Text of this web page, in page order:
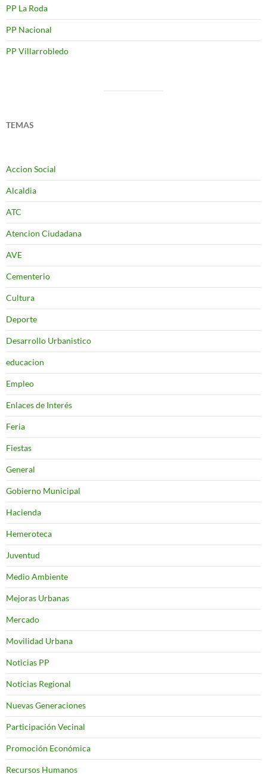
PP La Roda
PP Nacional
PP Villarrobledo
TEMAS
Accion Social
Alcaldia
ATC
Atencion Ciudadana
AVE
Cementerio
Cultura
Deporte
Desarrollo Urbanistico
educacion
Empleo
Enlaces de Interés
Feria
Fiestas
General
Gobierno Municipal
Hacienda
Hemeroteca
Juventud
Medio Ambiente
Mejoras Urbanas
Mercado
Movilidad Urbana
Noticias PP
Noticias Regional
Nuevas Generaciones
Participación Vecinal
Promoción Económica
Recursos Humanos